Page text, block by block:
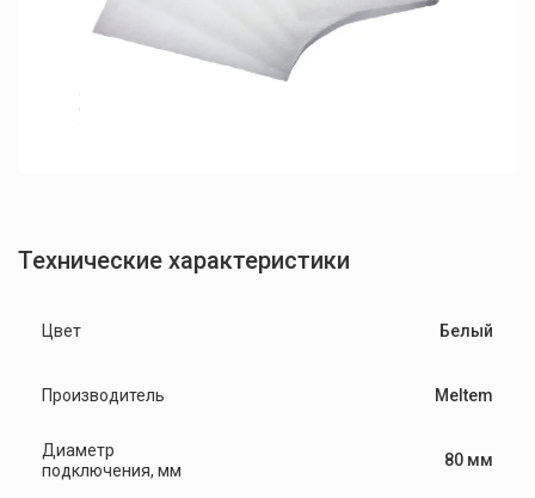
Технические характеристики
Цвет Белый
Производитель Meltem
Диаметр
подключения, мм
80 мм